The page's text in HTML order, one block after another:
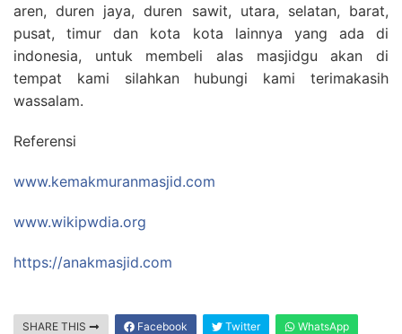
aren, duren jaya, duren sawit, utara, selatan, barat,
pusat, timur dan kota kota lainnya yang ada di
indonesia, untuk membeli alas masjidgu akan di
tempat kami silahkan hubungi kami terimakasih
wassalam.
Referensi
www.kemakmuranmasjid.com
www.wikipwdia.org
https://anakmasjid.com
SHARE THIS Facebook Twitter WhatsApp